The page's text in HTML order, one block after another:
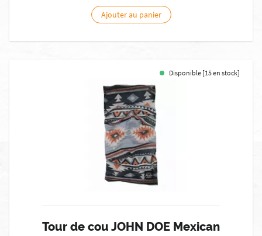
Ajouter au panier
Disponible [15 en stock]
Tour de cou JOHN DOE Mexican